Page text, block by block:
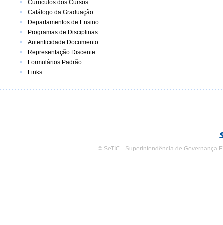
Currículos dos Cursos
Catálogo da Graduação
Departamentos de Ensino
Programas de Disciplinas
Autenticidade Documento
Representação Discente
Formulários Padrão
Links
© SeTIC - Superintendência de Governança